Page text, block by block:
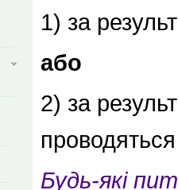
1) за
або
2) за
проводяться
Будь-які